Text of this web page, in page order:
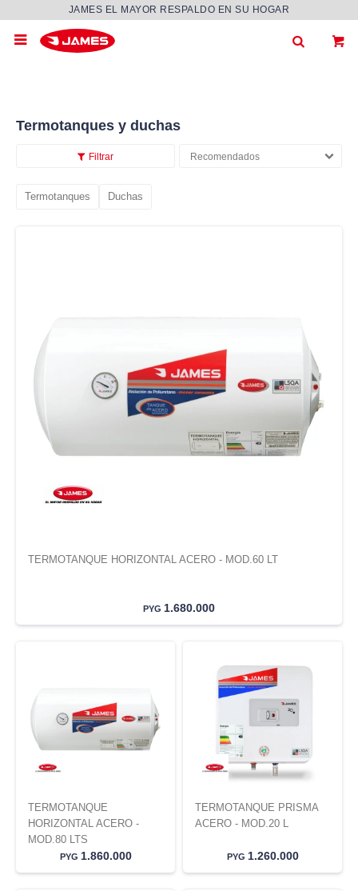
JAMES EL MAYOR RESPALDO EN SU HOGAR

Termotanques y duchas
Recomendados
Termotanques Duchas
TERMOTANQUE HORIZONTAL ACERO - MOD.60 LT
PYG 1.680.000
TERMOTANQUE
HORIZONTAL ACERO -
MOD.80 LTS
PYG 1.860.000
TERMOTANQUE PRISMA
ACERO - MOD.20 L
PYG 1.260.000